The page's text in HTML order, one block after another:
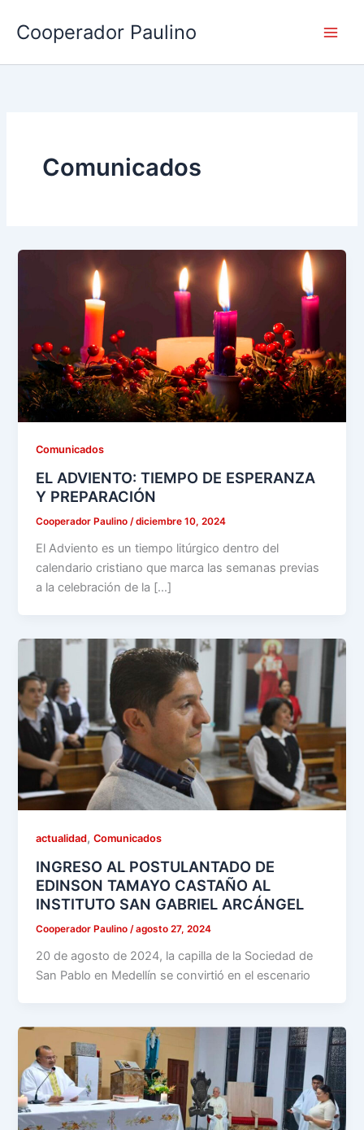
contenido
Cooperador Paulino
Comunicados
Comunicados
EL ADVIENTO: TIEMPO DE ESPERANZA
Y PREPARACIÓN
Cooperador Paulino/diciembre 10, 2024
El Adviento es un tiempo litúrgico dentro del
calendario cristiano que marca las semanas previas
a la celebración de la […]
actualidad,Comunicados
INGRESO AL POSTULANTADO DE
EDINSON TAMAYO CASTAÑO AL
INSTITUTO SAN GABRIEL ARCÁNGEL
Cooperador Paulino/agosto 27, 2024
20 de agosto de 2024, la capilla de la Sociedad de
San Pablo en Medellín se convirtió en el escenario